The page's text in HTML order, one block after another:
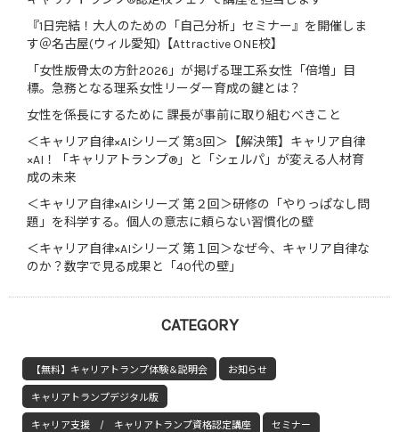
『1日完結！大人のための「自己分析」セミナー』を開催しま
す＠名古屋(ウィル愛知)【Attractive ONE校】
「女性版骨太の方針2026」が掲げる理工系女性「倍増」目
標。急務となる理系女性リーダー育成の鍵とは？
女性を係長にするために 課長が事前に取り組むべきこと
＜キャリア自律×AIシリーズ 第3回＞【解決策】キャリア自律
×AI！「キャリアトランプ®」と「シェルパ」が変える人材育
成の未来
＜キャリア自律×AIシリーズ 第２回＞研修の「やりっぱなし問
題」を科学する。個人の意志に頼らない習慣化の壁
＜キャリア自律×AIシリーズ 第１回＞なぜ今、キャリア自律な
のか？数字で見る成果と「40代の壁」
CATEGORY
【無料】キャリアトランプ体験＆説明会 お知らせ
キャリアトランプデジタル版
キャリア支援 / キャリアトランプ資格認定講座 セミナー